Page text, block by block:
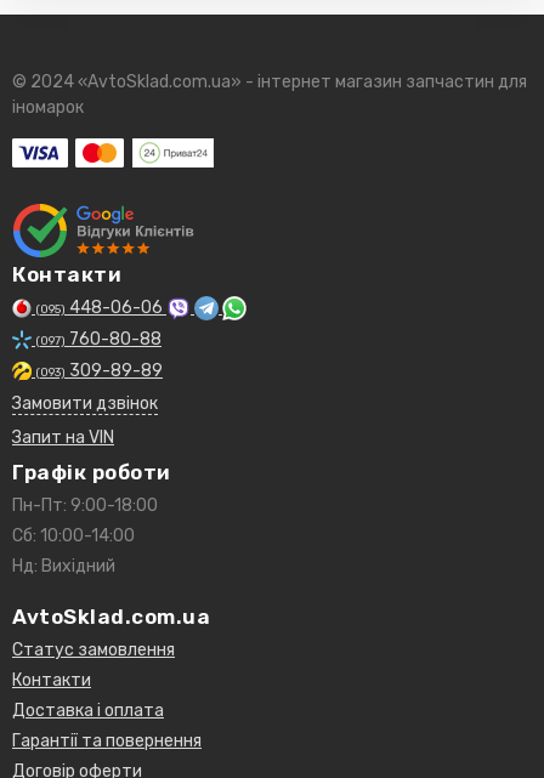
© 2024 «AvtoSklad.com.ua» - інтернет магазин запчастин для
іномарок
Контакти
(095) 448-06-06
(097) 760-80-88
(093) 309-89-89
Замовити дзвінок
Запит на VIN
Графік роботи
Пн-Пт: 9:00-18:00
Сб: 10:00-14:00
Нд: Вихідний
AvtoSklad.com.ua
Статус замовлення
Контакти
Доставка і оплата
Гарантії та повернення
Договір оферти